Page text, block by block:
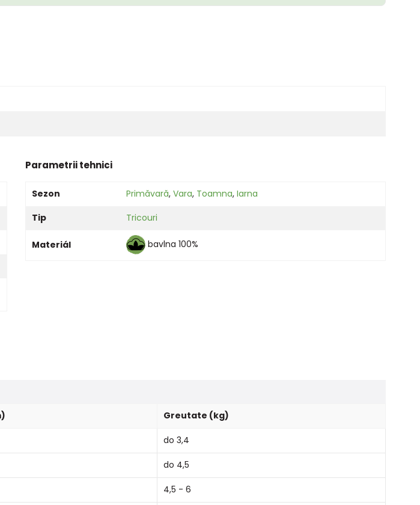
Parametrii tehnici
Sezon Primăvară, Vara, Toamna, Iarna
Tip
Tricouri
Materiál bavlna 100%
Greutate (kg)
do 3,4
do 4,5
4,5 - 6